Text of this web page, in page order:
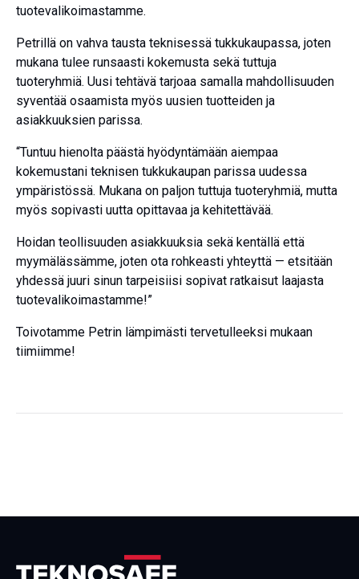
tuotevalikoimastamme.
Petrillä on vahva tausta teknisessä tukkukaupassa, joten
mukana tulee runsaasti kokemusta sekä tuttuja
tuoteryhmiä. Uusi tehtävä tarjoaa samalla mahdollisuuden
syventää osaamista myös uusien tuotteiden ja
asiakkuuksien parissa.
“Tuntuu hienolta päästä hyödyntämään aiempaa
kokemustani teknisen tukkukaupan parissa uudessa
ympäristössä. Mukana on paljon tuttuja tuoteryhmiä, mutta
myös sopivasti uutta opittavaa ja kehitettävää.
Hoidan teollisuuden asiakkuuksia sekä kentällä että
myymälässämme, joten ota rohkeasti yhteyttä — etsitään
yhdessä juuri sinun tarpeisiisi sopivat ratkaisut laajasta
tuotevalikoimastamme!”
Toivotamme Petrin lämpimästi tervetulleeksi mukaan
tiimiimme!